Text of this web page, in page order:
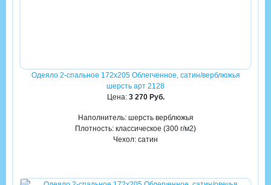
Одеяло 2-спальное 172х205 Облегченное, сатин/верблюжья
шерсть арт 2128
Цена: 3 270 Руб.
Наполнитель: шерсть верблюжья
Плотность: классическое (300 г/м2)
Чехол: сатин